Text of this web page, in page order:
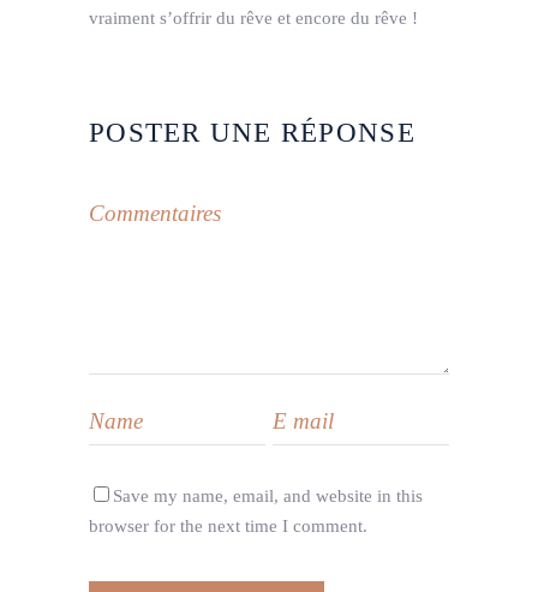
vraiment s’offrir du rêve et encore du rêve !
POSTER UNE RÉPONSE
Save my name, email, and website in this
browser for the next time I comment.